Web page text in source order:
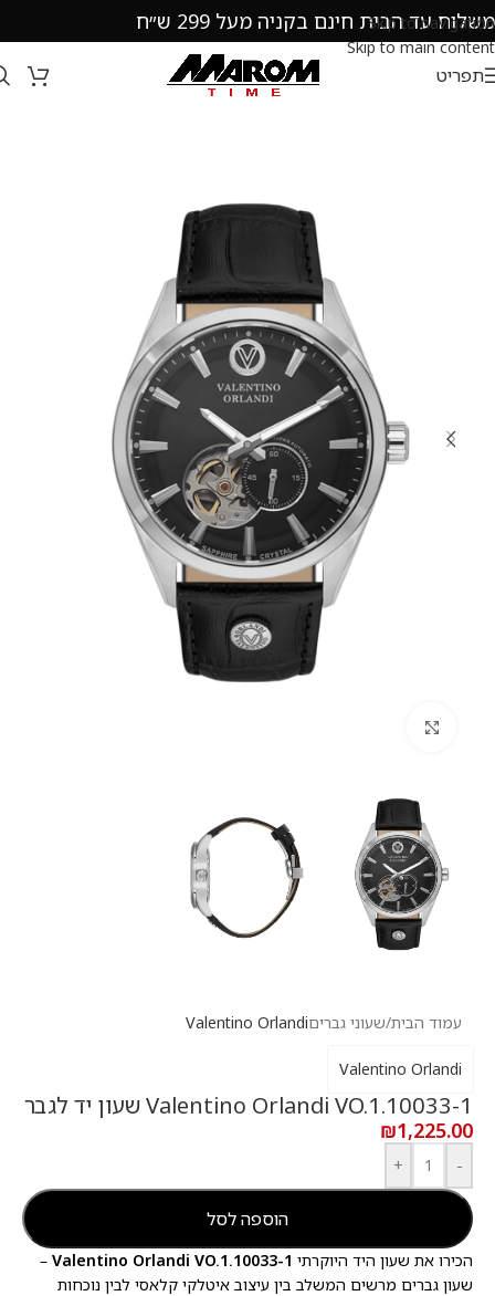
Skip to navigation
Skip to main content
משלוח עד הבית חינם בקניה מעל 299 ש״ח
תפריט
עמוד הבית/שעוני גבריםValentino Orlandi
Valentino Orlandi VO.1.10033-1 שעון יד לגבר
Valentino Orlandi
₪1,225.00
-
+
הוספה לסל
הכירו את שעון היד היוקרתי Valentino Orlandi VO.1.10033-1
–
שעון גברים מרשים המשלב בין עיצוב איטלקי קלאסי לבין נוכחות